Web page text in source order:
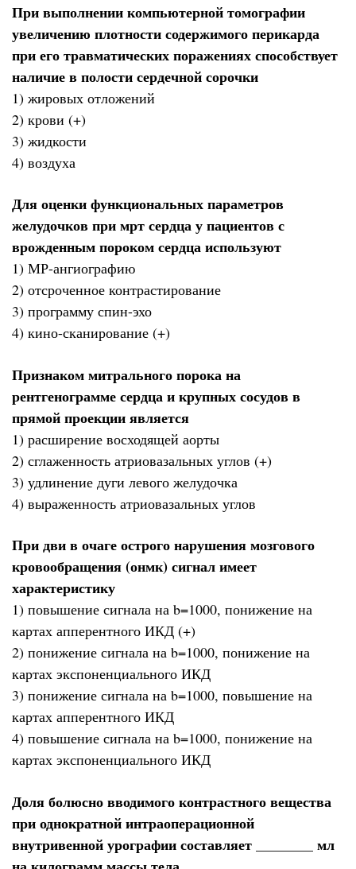
При выполнении компьютерной томографии
увеличению плотности содержимого перикарда
при его травматических поражениях способствует
наличие в полости сердечной сорочки
1) жировых отложений
2) крови (+)
3) жидкости
4) воздуха
Для оценки функциональных параметров
желудочков при мрт сердца у пациентов с
врожденным пороком сердца используют
1) МР-ангиографию
2) отсроченное контрастирование
3) программу спин-эхо
4) кино-сканирование (+)
Признаком митрального порока на
рентгенограмме сердца и крупных сосудов в
прямой проекции является
1) расширение восходящей аорты
2) сглаженность атриовазальных углов (+)
3) удлинение дуги левого желудочка
4) выраженность атриовазальных углов
При дви в очаге острого нарушения мозгового
кровообращения (онмк) сигнал имеет
характеристику
1) повышение сигнала на b=1000, понижение на
картах апперентного ИКД (+)
2) понижение сигнала на b=1000, понижение на
картах экспоненциального ИКД
3) понижение сигнала на b=1000, повышение на
картах апперентного ИКД
4) повышение сигнала на b=1000, понижение на
картах экспоненциального ИКД
Доля болюсно вводимого контрастного вещества
при однократной интраоперационной
внутривенной урографии составляет ________ мл